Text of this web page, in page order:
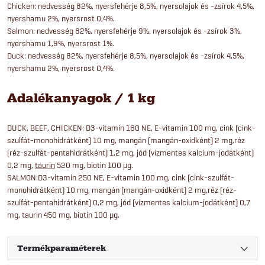
Chicken: nedvesség 82%, nyersfehérje 8,5%, nyersolajok és -zsírok 4,5%,
nyershamu 2%, nyersrost 0,4%.
Salmon: nedvesség 82%, nyersfehérje 9%, nyersolajok és -zsírok 3%,
nyershamu 1,9%, nyersrost 1%.
Duck: nedvesség 82%, nyersfehérje 8,5%, nyersolajok és -zsírok 4,5%,
nyershamu 2%, nyersrost 0,4%.
Adalékanyagok / 1 kg
DUCK, BEEF, CHICKEN: D3-vitamin 160 NE, E-vitamin 100 mg, cink (cink-
szulfát-monohidrátként) 10 mg, mangán (mangán-oxidként) 2 mg,réz
(réz-szulfát-pentahidrátként) 1,2 mg, jód (vízmentes kalcium-jodátként)
0,2 mg, taurin 520 mg, biotin 100 μg.
SALMON:D3-vitamin 250 NE, E-vitamin 100 mg, cink (cink-szulfát-
monohidrátként) 10 mg, mangán (mangán-oxidként) 2 mg,réz (réz-
szulfát-pentahidrátként) 0,2 mg, jód (vízmentes kalcium-jodátként) 0,7
mg, taurin 450 mg, biotin 100 μg.
Termékparaméterek